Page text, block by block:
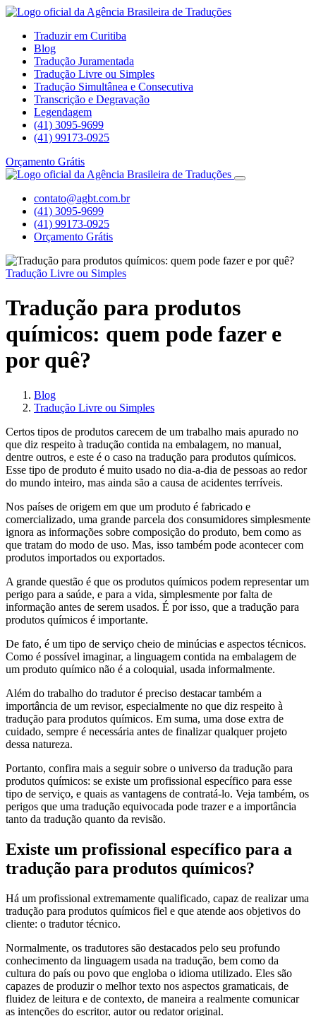
Traduzir em Curitiba
Blog
Tradução Juramentada
Tradução Livre ou Simples
Tradução Simultânea e Consecutiva
Transcrição e Degravação
Legendagem
(41) 3095-9699
(41) 99173-0925
Orçamento Grátis
contato@agbt.com.br
(41) 3095-9699
(41) 99173-0925
Orçamento Grátis
Tradução Livre ou Simples
Tradução para produtos
químicos: quem pode fazer e
por quê?
Blog
Tradução Livre ou Simples
Certos tipos de produtos carecem de um trabalho mais apurado no
que diz respeito à tradução contida na embalagem, no manual,
dentre outros, e este é o caso na tradução para produtos químicos.
Esse tipo de produto é muito usado no dia-a-dia de pessoas ao redor
do mundo inteiro, mas ainda são a causa de acidentes terríveis.
Nos países de origem em que um produto é fabricado e
comercializado, uma grande parcela dos consumidores simplesmente
ignora as informações sobre composição do produto, bem como as
que tratam do modo de uso. Mas, isso também pode acontecer com
produtos importados ou exportados.
A grande questão é que os produtos químicos podem representar um
perigo para a saúde, e para a vida, simplesmente por falta de
informação antes de serem usados. É por isso, que a tradução para
produtos químicos é importante.
De fato, é um tipo de serviço cheio de minúcias e aspectos técnicos.
Como é possível imaginar, a linguagem contida na embalagem de
um produto químico não é a coloquial, usada informalmente.
Além do trabalho do tradutor é preciso destacar também a
importância de um revisor, especialmente no que diz respeito à
tradução para produtos químicos. Em suma, uma dose extra de
cuidado, sempre é necessária antes de finalizar qualquer projeto
dessa natureza.
Portanto, confira mais a seguir sobre o universo da tradução para
produtos químicos: se existe um profissional específico para esse
tipo de serviço, e quais as vantagens de contratá-lo. Veja também, os
perigos que uma tradução equivocada pode trazer e a importância
tanto da tradução quanto da revisão.
Existe um profissional específico para a
tradução para produtos químicos?
Há um profissional extremamente qualificado, capaz de realizar uma
tradução para produtos químicos fiel e que atende aos objetivos do
cliente: o tradutor técnico.
Normalmente, os tradutores são destacados pelo seu profundo
conhecimento da linguagem usada na tradução, bem como da
cultura do país ou povo que engloba o idioma utilizado. Eles são
capazes de produzir o melhor texto nos aspectos gramaticais, de
fluidez de leitura e de contexto, de maneira a realmente comunicar
as intenções do escritor, autor ou redator original.